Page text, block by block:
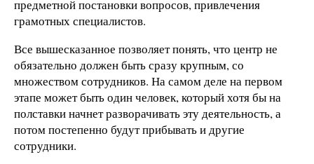
предметной постановки вопросов, привлечения
грамотных специалистов.
Все вышесказанное позволяет понять, что центр не
обязательно должен быть сразу крупным, со
множеством сотрудников. На самом деле на первом
этапе может быть один человек, который хотя бы на
полставки начнет разворачивать эту деятельность, а
потом постепенно будут прибывать и другие
сотрудники.